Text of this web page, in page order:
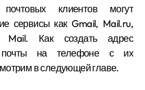
клиентов могут
сервисы как Gmail, Mail.ru,
Mail. Как создать адрес
почты на телефоне с их
в следующей главе.